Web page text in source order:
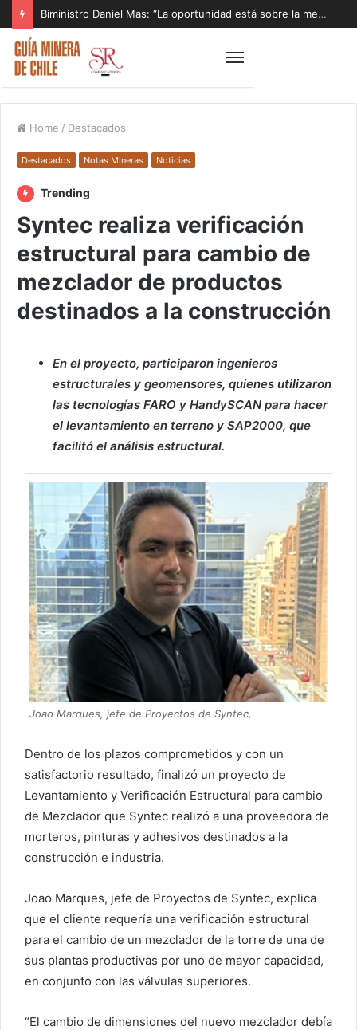
Biministro Daniel Mas: “La oportunidad está sobre la mesa y tenemos que aprovecharla”
Home / Destacados
Destacados Notas Mineras Noticias
Trending
Syntec realiza verificación
estructural para cambio de
mezclador de productos
destinados a la construcción
En el proyecto, participaron ingenieros
estructurales y geomensores, quienes utilizaron
las tecnologías FARO y HandySCAN para hacer
el levantamiento en terreno y SAP2000, que
facilitó el análisis estructural.
Joao Marques, jefe de Proyectos de Syntec,
Dentro de los plazos comprometidos y con un
satisfactorio resultado, finalizó un proyecto de
Levantamiento y Verificación Estructural para cambio
de Mezclador que Syntec realizó a una proveedora de
morteros, pinturas y adhesivos destinados a la
construcción e industria.
Joao Marques, jefe de Proyectos de Syntec, explica
que el cliente requería una verificación estructural
para el cambio de un mezclador de la torre de una de
sus plantas productivas por uno de mayor capacidad,
en conjunto con las válvulas superiores.
“El cambio de dimensiones del nuevo mezclador debía